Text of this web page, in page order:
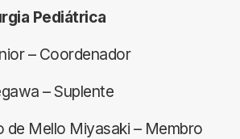
Pediátrica
– Coordenador
– Suplente
de Mello Miyasaki – Membro